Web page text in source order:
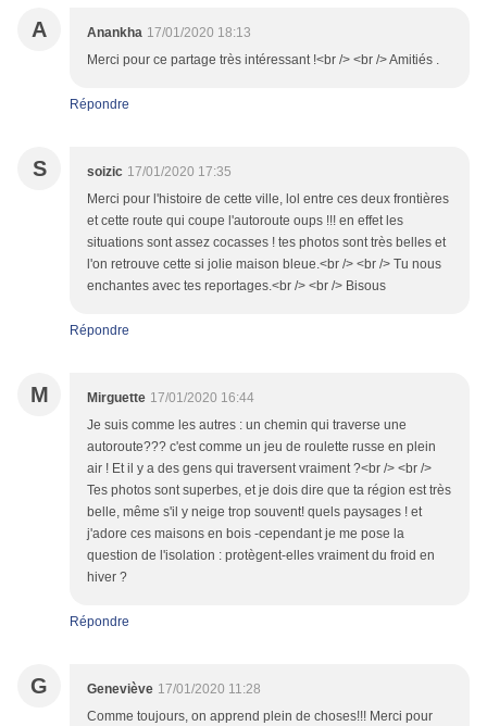
A Anankha 17/01/2020 18:13
Merci pour ce partage très intéressant !<br /> <br /> Amitiés .
Répondre
S soizic 17/01/2020 17:35
Merci pour l'histoire de cette ville, lol entre ces deux frontières
et cette route qui coupe l'autoroute oups !!! en effet les
situations sont assez cocasses ! tes photos sont très belles et
l'on retrouve cette si jolie maison bleue.<br /> <br /> Tu nous
enchantes avec tes reportages.<br /> <br /> Bisous
Répondre
M Mirguette 17/01/2020 16:44
Je suis comme les autres : un chemin qui traverse une
autoroute??? c'est comme un jeu de roulette russe en plein
air ! Et il y a des gens qui traversent vraiment ?<br /> <br />
Tes photos sont superbes, et je dois dire que ta région est très
belle, même s'il y neige trop souvent! quels paysages ! et
j'adore ces maisons en bois -cependant je me pose la
question de l'isolation : protègent-elles vraiment du froid en
hiver ?
Répondre
G Geneviève 17/01/2020 11:28
Comme toujours, on apprend plein de choses!!! Merci pour